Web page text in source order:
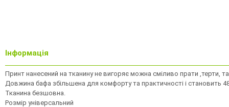
Інформація
Принт нанесений на тканину не вигоряє можна сміливо прати ,терти,
Довжина бафа збільшена для комфорту та практичності і становить
Тканина безшовна.
Розмір універсальний